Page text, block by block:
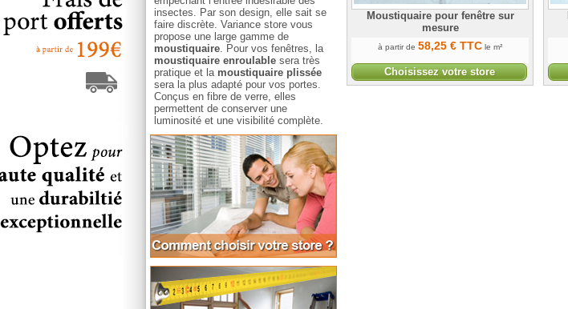
insectes. Par son design, elle sait se
faire discrète. Variance store vous
propose une large gamme de
moustiquaire. Pour vos fenêtres, la
moustiquaire enroulable sera très
pratique et la moustiquaire plissée
sera la plus adapté pour vos portes.
Conçus en fibre de verre, elles
permettent de conserver une
luminosité et une visibilité complète.
Moustiquaire pour fenêtre sur
mesure
à partir de 58,25 € TTC le m²
Choisissez votre store